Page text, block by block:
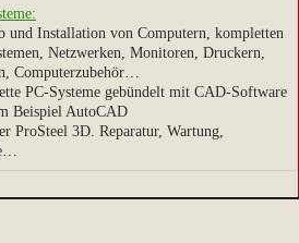
und Installation von Computern, kompletten
Netzwerken, Monitoren, Druckern,
Computerzubehör…
PC-Systeme gebündelt mit CAD-Software
Beispiel AutoCAD
ProSteel 3D. Reparatur, Wartung,